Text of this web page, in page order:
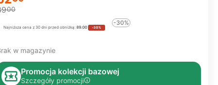
00
Najniższa cena z 30 dni przed obniżką: 89.00 -30%
-30%
w magazynie
Promocja kolekcji bazowej
Szczegóły promocji